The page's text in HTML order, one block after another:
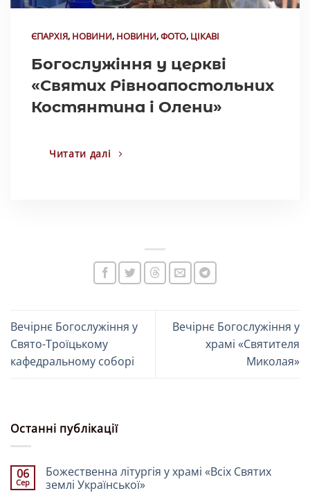
ЄПАРХІЯ, НОВИНИ, НОВИНИ,ФОТО, ЦІКАВІ
Богослужіння у церкві
«Святих Рівноапостольних
Костянтина і Олени»
Читати далі
Вечірнє Богослужіння у
Свято-Троїцькому
кафедральному соборі
Вечірнє Богослужіння у
храмі «Святителя
Миколая»
Останні публікації
06
Сер
Божественна літургія у храмі «Всіх Святих
землі Української»